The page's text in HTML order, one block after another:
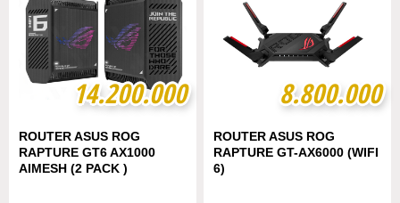
14.200.000
14.200.000
ROUTER ASUS ROG
RAPTURE GT6 AX1000
AIMESH (2 PACK )
8.800.000
8.800.000
ROUTER ASUS ROG
RAPTURE GT-AX6000 (WIFI
6)